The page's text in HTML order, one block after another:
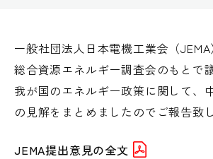
一般社団法人日本電機工業会（
総合資源エネルギー調査会のもとで
我が国のエネルギー政策に関して、
の見解をまとめましたのでご報告致
JEMA提出意見の全文